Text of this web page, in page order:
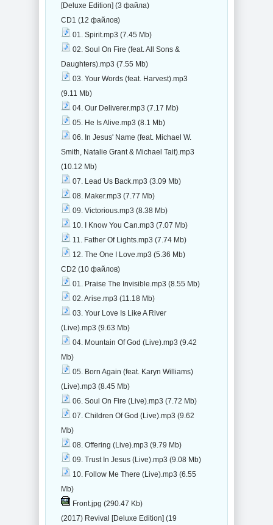
[Deluxe Edition] (3 файла)
CD1 (12 файлов)
01. Spirit.mp3 (7.45 Mb)
02. Soul On Fire (feat. All Sons &
Daughters).mp3 (7.55 Mb)
03. Your Words (feat. Harvest).mp3
(9.11 Mb)
04. Our Deliverer.mp3 (7.17 Mb)
05. He Is Alive.mp3 (8.1 Mb)
06. In Jesus' Name (feat. Michael W.
Smith, Natalie Grant & Michael Tait).mp3
(10.12 Mb)
07. Lead Us Back.mp3 (3.09 Mb)
08. Maker.mp3 (7.77 Mb)
09. Victorious.mp3 (8.38 Mb)
10. I Know You Can.mp3 (7.07 Mb)
11. Father Of Lights.mp3 (7.74 Mb)
12. The One I Love.mp3 (5.36 Mb)
CD2 (10 файлов)
01. Praise The Invisible.mp3 (8.55 Mb)
02. Arise.mp3 (11.18 Mb)
03. Your Love Is Like A River
(Live).mp3 (9.63 Mb)
04. Mountain Of God (Live).mp3 (9.42
Mb)
05. Born Again (feat. Karyn Williams)
(Live).mp3 (8.45 Mb)
06. Soul On Fire (Live).mp3 (7.72 Mb)
07. Children Of God (Live).mp3 (9.62
Mb)
08. Offering (Live).mp3 (9.79 Mb)
09. Trust In Jesus (Live).mp3 (9.08 Mb)
10. Follow Me There (Live).mp3 (6.55
Mb)
Front.jpg (290.47 Kb)
(2017) Revival [Deluxe Edition] (19